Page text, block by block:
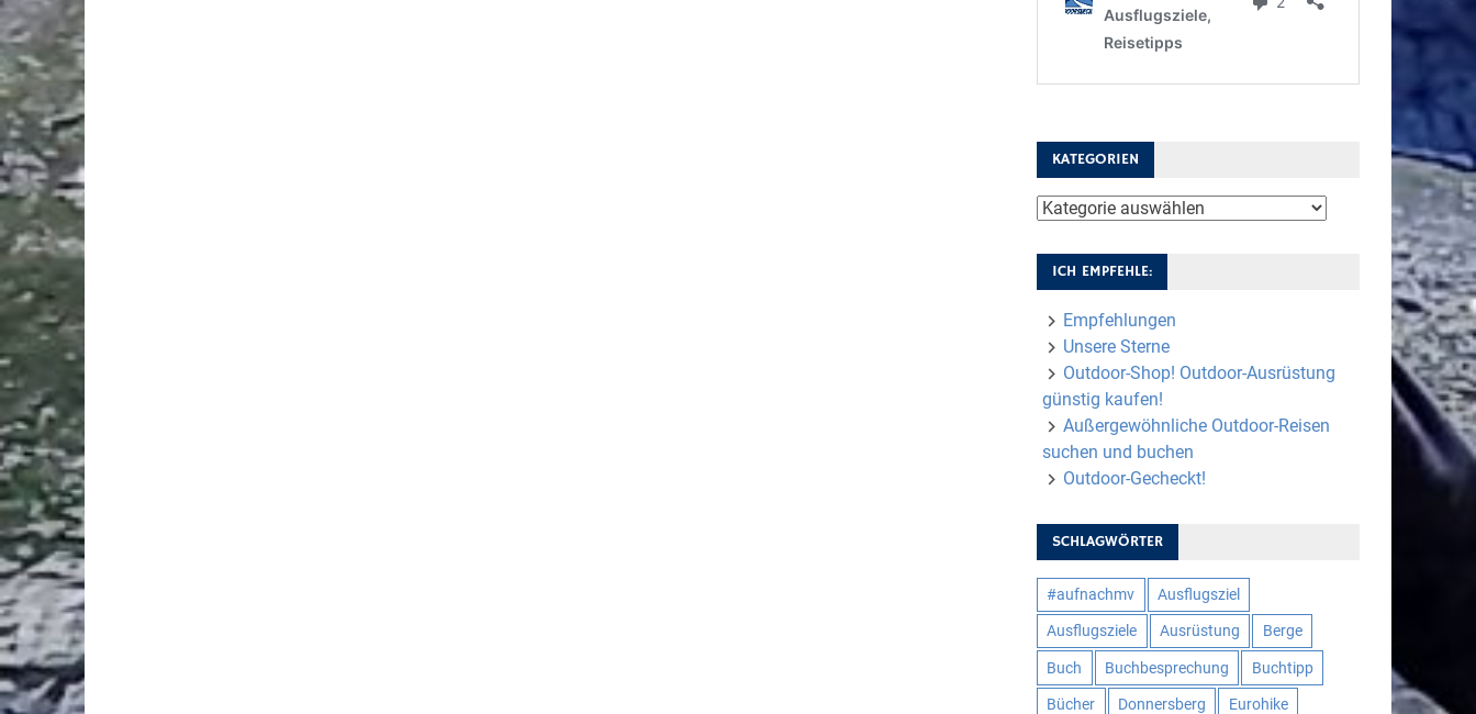
KATEGORIEN
Kategorien
ICH EMPFEHLE:
Empfehlungen
Unsere Sterne
Outdoor-Shop! Outdoor-Ausrüstung
günstig kaufen!
Außergewöhnliche Outdoor-Reisen
suchen und buchen
Outdoor-Gecheckt!
SCHLAGWÖRTER
#aufnachmv Ausflugsziel
Ausflugsziele Ausrüstung Berge
Buch Buchbesprechung Buchtipp
Bücher Donnersberg Eurohike